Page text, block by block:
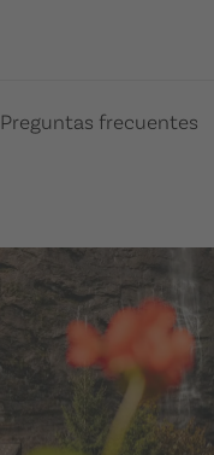
Preguntas frecuentes